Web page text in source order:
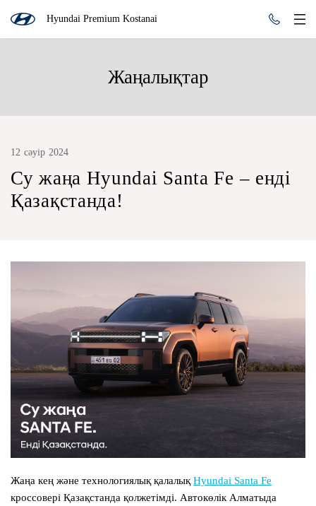
Hyundai Premium Kostanai
Жаңалықтар
12 сәуір 2024
Су жаңа Hyundai Santa Fe – енді
Қазақстанда!
Жаңа кең және технологиялық қалалық Hyundai Santa Fe
кроссовері Қазақстанда қолжетімді. Автокөлік Алматыда